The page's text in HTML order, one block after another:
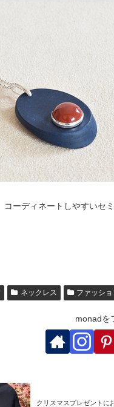
コーディネートしやすいセ
ネックレス ファッショ
monadを
クリスマスプレゼントに